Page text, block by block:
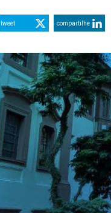
tweet compartilhe